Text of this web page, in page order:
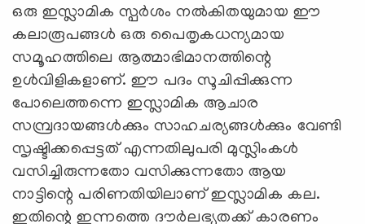
ഒരു ഇസ്ലാമിക സ്പര്‍ശം നല്‍കിതയുമായ ഈ
കലാരൂപങ്ങള്‍ ഒരു പൈതൃകധന്യമായ
സമൂഹത്തിലെ ആത്മാഭിമാനത്തിന്റെ
ഉള്‍വിളികളാണ്‌. ഈ പദം സൂചിപ്പിക്കുന്ന
പോലെത്തന്നെ ഇസ്ലാമിക ആചാര
സമ്പ്രദായങ്ങള്‍ക്കും സാഹചര്യങ്ങള്‍ക്കും വേണ്ടി
സൃഷ്ടിക്കപ്പെട്ടത്‌ എന്നതിലുപരി മുസ്ലിംകള്‍
വസിച്ചിരുന്നതോ വസിക്കുന്നതോ ആയ
നാട്ടിന്റെ പരിണതിയിലാണ്‌ ഇസ്ലാമിക കല.
ഇതിന്റെ ഇന്നത്തെ ദൗര്‍ലഭ്യതക്ക്‌ കാരണം